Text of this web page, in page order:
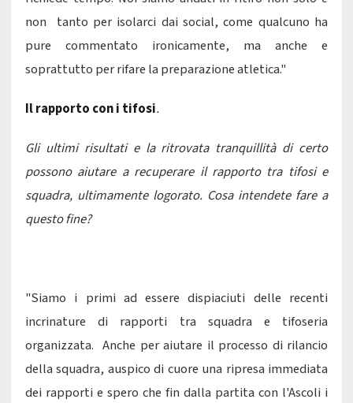
non tanto per isolarci dai social, come qualcuno ha
pure commentato ironicamente, ma anche e
soprattutto per rifare la preparazione atletica."
Il rapporto con i tifosi.
Gli ultimi risultati e la ritrovata tranquillità di certo
possono aiutare a recuperare il rapporto tra tifosi e
squadra, ultimamente logorato. Cosa intendete fare a
questo fine?
"Siamo i primi ad essere dispiaciuti delle recenti
incrinature di rapporti tra squadra e tifoseria
organizzata. Anche per aiutare il processo di rilancio
della squadra, auspico di cuore una ripresa immediata
dei rapporti e spero che fin dalla partita con l'Ascoli i